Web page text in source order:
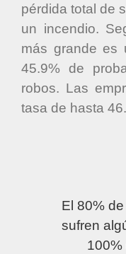
pérdida total de
un incendio.
más grande es
45.9% de
robos. Las
tasa de hasta
El 80%
sufren
100%